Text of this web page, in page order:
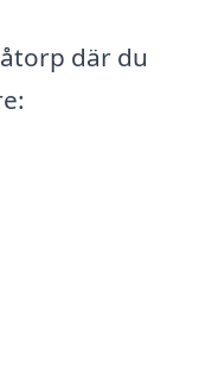
där du